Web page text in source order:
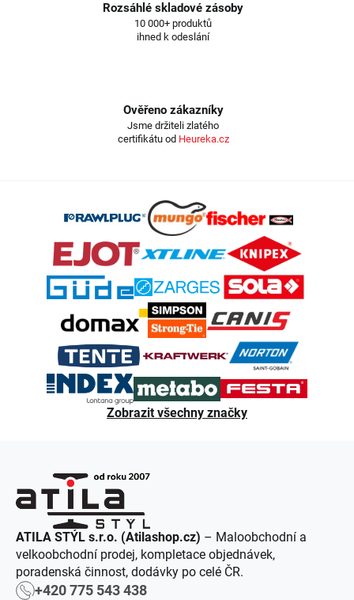
Rozsáhlé skladové zásoby
10 000+ produktů
ihned k odeslání
Ověřeno zákazníky
Jsme držiteli zlatého
certifikátu od Heureka.cz
Zobrazit všechny značky
ATILA STÝL s.r.o. (Atilashop.cz) – Maloobchodní a
velkoobchodní prodej, kompletace objednávek,
poradenská činnost, dodávky po celé ČR.
+420 775 543 438